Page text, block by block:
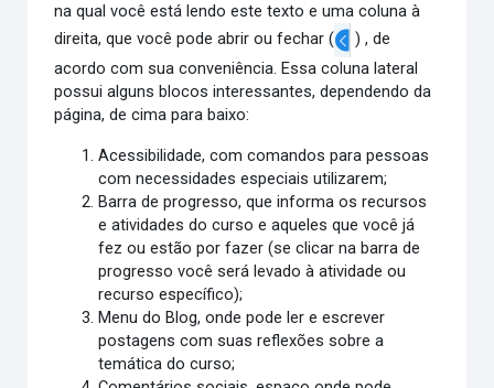
na qual você está lendo este texto e uma coluna à
direita, que você pode abrir ou fechar (
) , de
acordo com sua conveniência. Essa coluna lateral
possui alguns blocos interessantes, dependendo da
página, de cima para baixo:
Acessibilidade, com comandos para pessoas
com necessidades especiais utilizarem;
Barra de progresso, que informa os recursos
e atividades do curso e aqueles que você já
fez ou estão por fazer (se clicar na barra de
progresso você será levado à atividade ou
recurso específico);
Menu do Blog, onde pode ler e escrever
postagens com suas reflexões sobre a
temática do curso;